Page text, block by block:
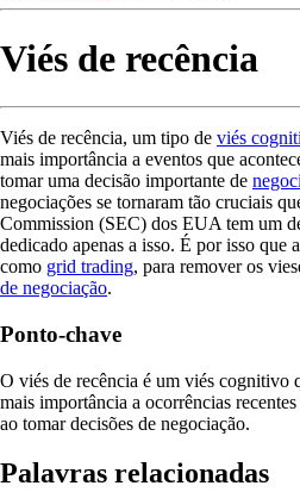
Viés de recência
Viés de recência, um tipo de viés
mais importância a eventos que
tomar uma decisão importante de
negociações se tornaram tão cruciais
Commission (SEC) dos EUA tem um
dedicado apenas a isso. É por isso que
como grid trading, para remover os
de negociação.
Ponto-chave
O viés de recência é um viés cognitivo
mais importância a ocorrências
ao tomar decisões de negociação.
Palavras relacionadas